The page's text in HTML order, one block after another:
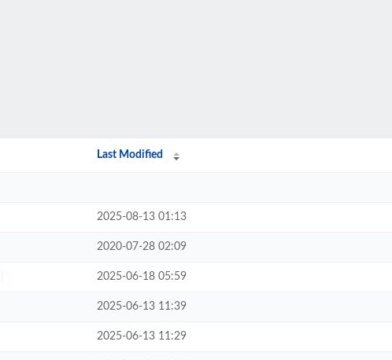
Last Modified
2025-08-13 01:13
2020-07-28 02:09
2025-06-18 05:59
2025-06-13 11:39
2025-06-13 11:29